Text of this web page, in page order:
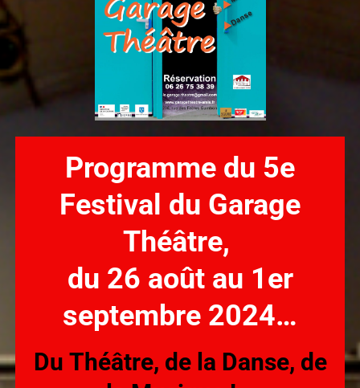
Programme du 5e
Festival du Garage
Théâtre,
du 26 août au 1er
septembre 2024…
Du Théâtre, de la Danse, de